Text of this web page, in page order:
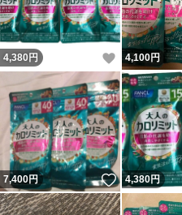
4,380 円 いいね！
4,100円
7,400円 いいね！
4,380円